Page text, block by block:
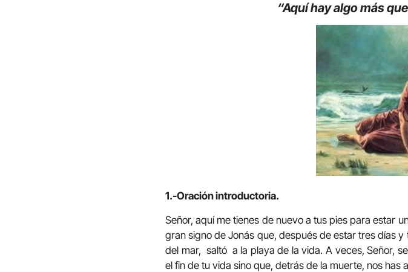
“Aquí hay algo más
1.-Oración introductoria.
Señor, aquí me tienes de nuevo a tus pies para estar
gran signo de Jonás que, después de estar tres días
del mar, saltó a la playa de la vida. A veces, Señor,
el fin de tu vida sino que, detrás de la muerte, nos